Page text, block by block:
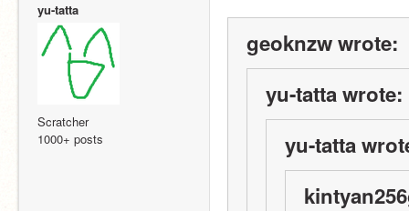
yu-tatta
Scratcher
1000+ posts
geoknzw wrote:
yu-tatta wrote:
yu-tatta